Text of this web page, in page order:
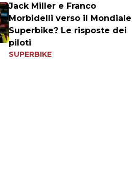
Jack Miller e Franco
Morbidelli verso il Mondiale
Superbike? Le risposte dei
piloti
SUPERBIKE